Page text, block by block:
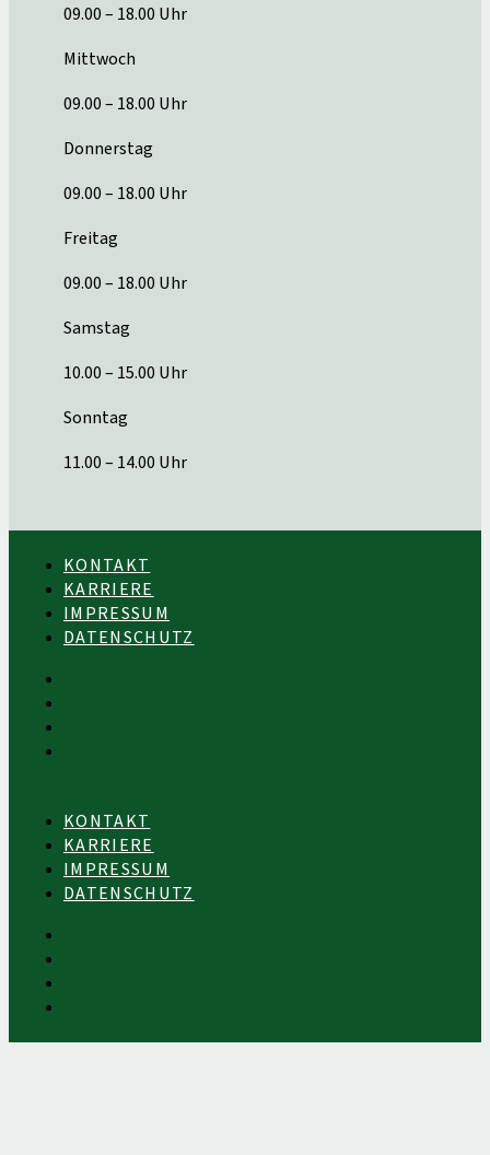
09.00 – 18.00 Uhr
Mittwoch
09.00 – 18.00 Uhr
Donnerstag
09.00 – 18.00 Uhr
Freitag
09.00 – 18.00 Uhr
Samstag
10.00 – 15.00 Uhr
Sonntag
11.00 – 14.00 Uhr
KONTAKT
KARRIERE
IMPRESSUM
DATENSCHUTZ
KONTAKT
KARRIERE
IMPRESSUM
DATENSCHUTZ